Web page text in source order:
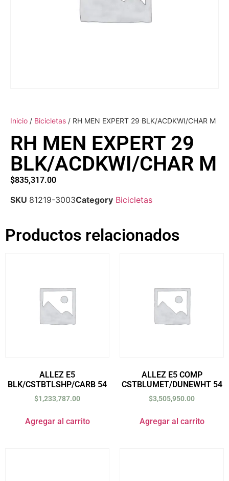
Inicio / Bicicletas / RH MEN EXPERT 29 BLK/ACDKWI/CHAR M
RH MEN EXPERT 29
BLK/ACDKWI/CHAR M
$835,317.00
SKU 81219-3003Category Bicicletas
Productos relacionados
ALLEZ E5
BLK/CSTBTLSHP/CARB 54
$1,233,787.00
Agregar al carrito
ALLEZ E5 COMP
CSTBLUMET/DUNEWHT 54
$3,505,950.00
Agregar al carrito